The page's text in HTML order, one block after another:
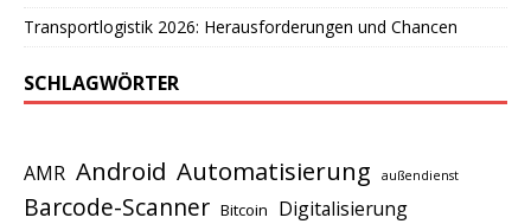
Transportlogistik 2026: Herausforderungen und Chancen
SCHLAGWÖRTER
AMR Android Automatisierung außendienst
Barcode-Scanner Bitcoin Digitalisierung